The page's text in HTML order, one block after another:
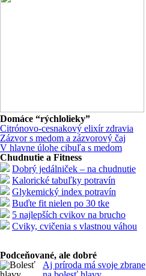
Domáce “rýchlolieky”
Citrónovo-cesnakový elixír zdravia
Zázvor s medom a zázvorový čaj
V hlavne úlohe cibuľa s medom
Chudnutie a Fitness
Dobrý jedálniček – na chudnutie
Kalorické tabuľky potravín
Glykemický index potravín
Buďte fit nielen po 30 tke
5 najlepších cvikov na brucho
Cviky, cvičenia s vlastnou váhou
Podceňované, ale dobré
Aj príroda má svoje zbrane